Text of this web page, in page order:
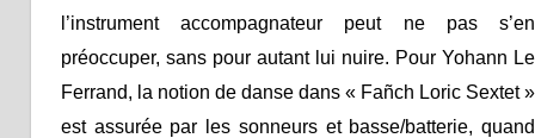
l’instrument accompagnateur peut ne pas s’en
préoccuper, sans pour autant lui nuire. Pour Yohann Le
Ferrand, la notion de danse dans « Fañch Loric Sextet »
est assurée par les sonneurs et basse/batterie, quand